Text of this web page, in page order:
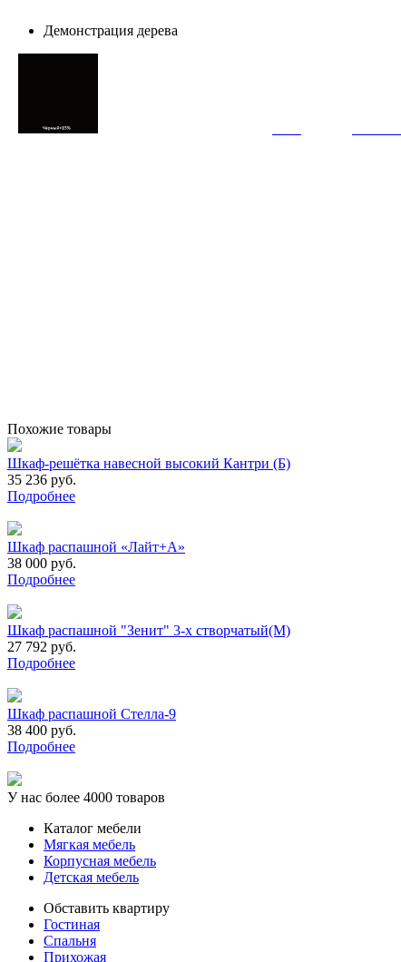
Демонстрация дерева
Похожие товары
Шкаф-решётка навесной высокий Кантри (Б)
35 236 руб.
Подробнее
Шкаф распашной «Лайт+А»
38 000 руб.
Подробнее
Шкаф распашной "Зенит" 3-х створчатый(М)
27 792 руб.
Подробнее
Шкаф распашной Стелла-9
38 400 руб.
Подробнее
У нас более 4000 товаров
Каталог мебели
Мягкая мебель
Корпусная мебель
Детская мебель
Обставить квартиру
Гостиная
Спальня
Прихожая